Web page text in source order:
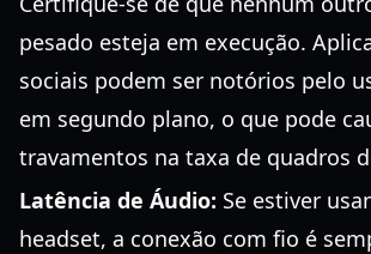
pesado esteja em execução.
sociais podem ser notórios pelo
em segundo plano, o que pode
travamentos na taxa de quadros
Latência de Áudio: Se estiver
headset, a conexão com fio é